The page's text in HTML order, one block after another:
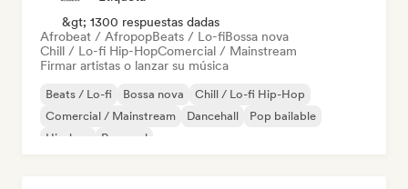
&gt; 1300 respuestas dadas
Afrobeat / AfropopBeats / Lo-fiBossa nova
Chill / Lo-fi Hip-HopComercial / Mainstream
Firmar artistas o lanzar su música
Beats / Lo-fi Bossa nova
Chill / Lo-fi Hip-Hop
Comercial / Mainstream
Dancehall
Pop bailable
Hip-hop
Pop soul